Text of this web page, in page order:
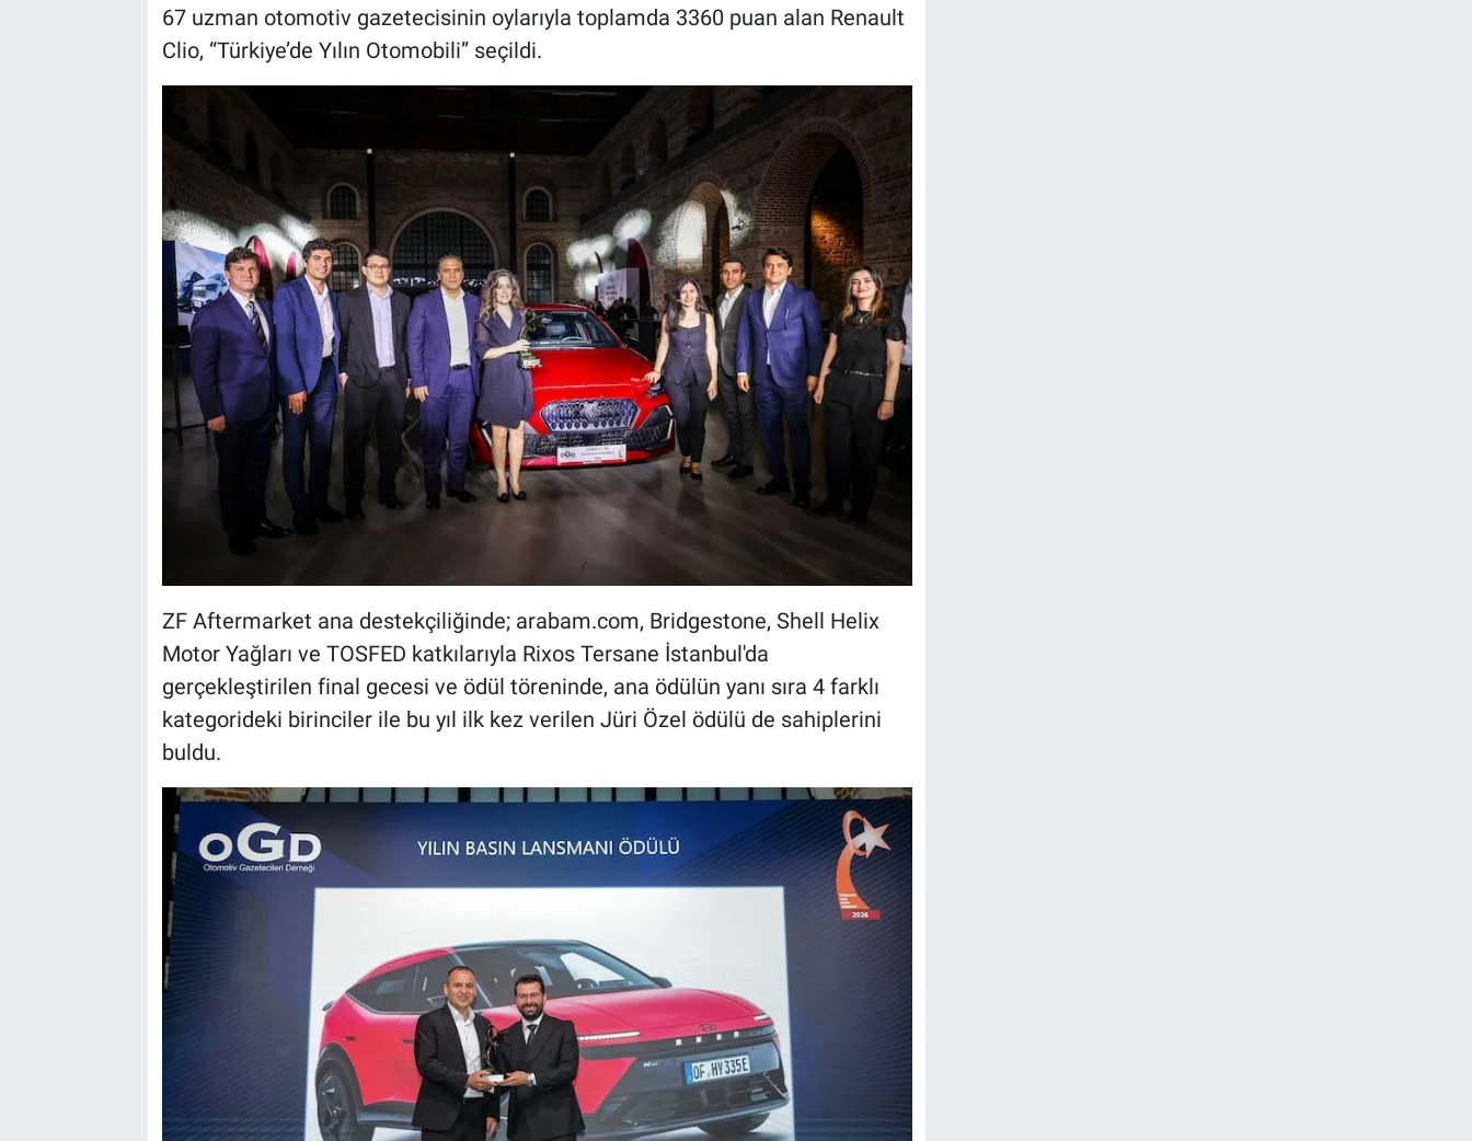
67 uzman otomotiv gazetecisinin oylarıyla toplamda 3360 puan alan Renault
Clio, “Türkiye’de Yılın Otomobili” seçildi.
ZF Aftermarket ana destekçiliğinde; arabam.com, Bridgestone, Shell Helix
Motor Yağları ve TOSFED katkılarıyla Rixos Tersane İstanbul'da
gerçekleştirilen final gecesi ve ödül töreninde, ana ödülün yanı sıra 4 farklı
kategorideki birinciler ile bu yıl ilk kez verilen Jüri Özel ödülü de sahiplerini
buldu.